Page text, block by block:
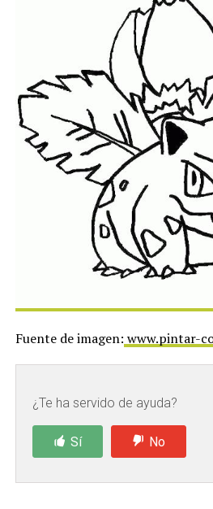
Fuente de imagen: www.pintar-
¿Te ha servido de ayuda?
Sí No